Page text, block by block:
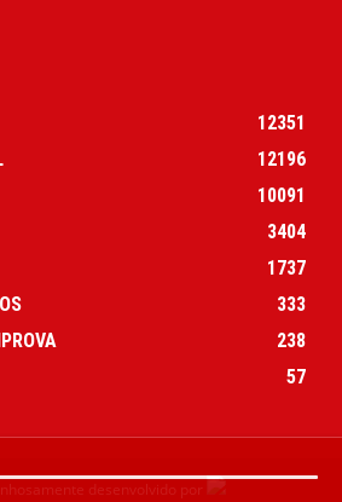
12351
12196
10091
3404
1737
333
238
57
desenvolvido por